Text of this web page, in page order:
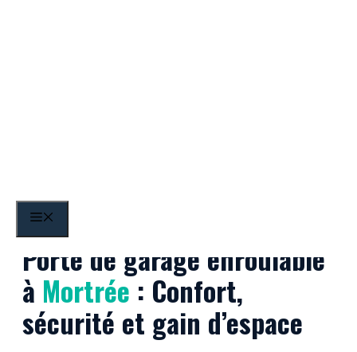
Porte de garage enroulable
à Mortrée: Confort,
sécurité et gain d’espace